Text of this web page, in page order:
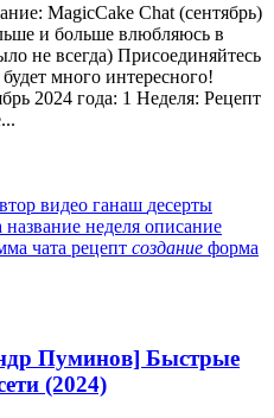
MagicCake Chat (сентябрь)
и больше влюбляюсь в
не всегда) Присоединяйтесь
много интересного!
2024 года: 1 Неделя: Рецепт
видео ганаш десерты
название неделя описание
чата рецепт создание форма
Пуминов] Быстрые
(2024)